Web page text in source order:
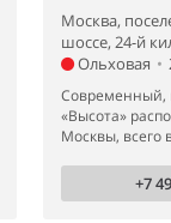
Москва,
шоссе, 24-й
Ольховая •
Современный,
«Высота»
Москвы, всего
+7